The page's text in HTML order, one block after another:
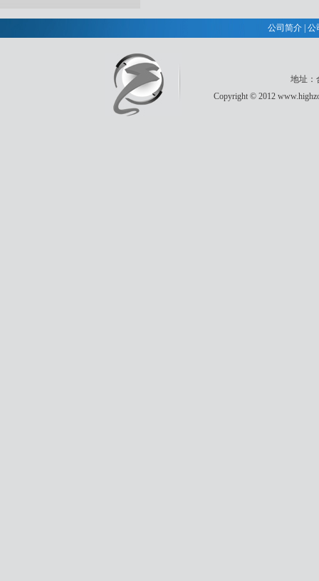
公司简介 公
地址：
Copyright © 2012